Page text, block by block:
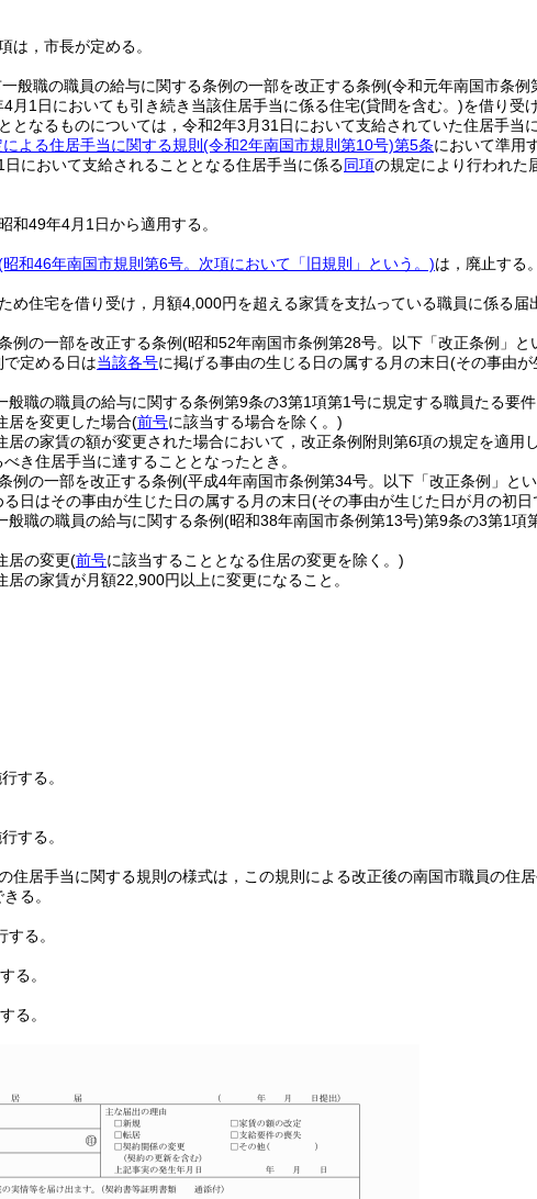
は，市長が定める。
般職の職員の給与に関する条例の一部を改正する条例(令和元年南国市条例
月1日においても引き続き当該住居手当に係る住宅(貸間を含む。)を借り受
となるものについては，令和2年3月31日において支給されていた住居手当
よる住居手当に関する規則 (令和2年南国市規則第10号)第5条において準用
日において支給されることとなる住居手当に係る同項の規定により行われた
和49年4月1日から適用する。
昭和46年南国市規則第6号。次項において「旧規則」という。)は，廃止する。
め住宅を借り受け，月額4,000円を超える家賃を支払っている職員に係る
例の一部を改正する条例(昭和52年南国市条例第28号。以下「改正条例」と
定める日は当該各号に掲げる事由の生じる日の属する月の末日(その事由が
般職の職員の給与に関する条例第9条の3第1項第1号に規定する職員たる要
居を変更した場合(前号に該当する場合を除く。)
居の家賃の額が変更された場合において，改正条例附則第6項の規定を適用
き住居手当に達することとなったとき。
例の一部を改正する条例(平成4年南国市条例第34号。以下「改正条例」と
日はその事由が生じた日の属する月の末日(その事由が生じた日が月の初
職の職員の給与に関する条例(昭和38年南国市条例第13号)第9条の3第1項
居の変更(前号に該当することとなる住居の変更を除く。)
の家賃が月額22,900円以上に変更になること。
する。
する。
住居手当に関する規則の様式は，この規則による改正後の南国市職員の住
る。
る。
る。
る。